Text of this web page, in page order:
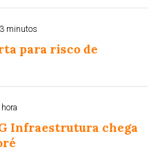
minutos
para risco de
Infraestrutura chega